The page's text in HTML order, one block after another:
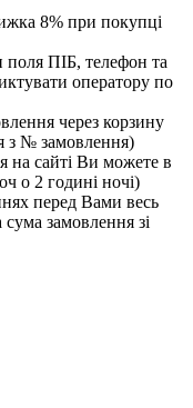
8% при покупці
поля ПІБ, телефон та
оператору по
через корзину
з № замовлення)
на сайті Ви можете в
о 2 годині ночі)
перед Вами весь
замовлення зі